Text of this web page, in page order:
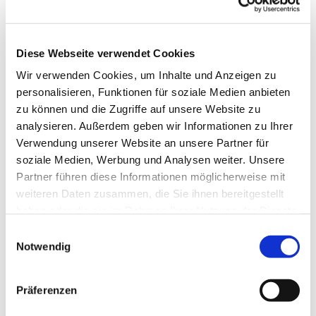
Diese Webseite verwendet Cookies
Wir verwenden Cookies, um Inhalte und Anzeigen zu
personalisieren, Funktionen für soziale Medien anbieten
zu können und die Zugriffe auf unsere Website zu
analysieren. Außerdem geben wir Informationen zu Ihrer
Verwendung unserer Website an unsere Partner für
soziale Medien, Werbung und Analysen weiter. Unsere
Partner führen diese Informationen möglicherweise mit
weiteren Daten zusammen, die Sie ihnen bereitgestellt
Notwendig
Präferenzen